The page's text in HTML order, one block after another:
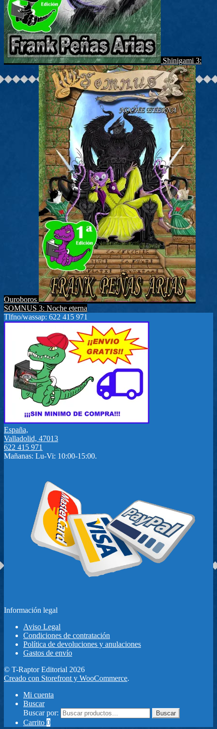
Shinigami 3:
Ouroboros
SOMNUS 3: Noche eterna
Tlfno/wassap: 622 415 971
España,
Valladolid, 47013
622 415 971
Mañanas: Lu-Vi: 10:00-15:00.
Información legal
Aviso Legal
Condiciones de contratación
Política de devoluciones y anulaciones
Gastos de envío
© T-Raptor Editorial 2026
Creado con Storefront y WooCommerce.
Mi cuenta
Buscar
Buscar por:
Buscar
Carrito 0